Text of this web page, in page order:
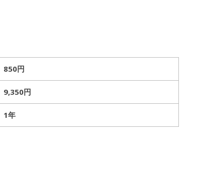
850円
9,350円
1年